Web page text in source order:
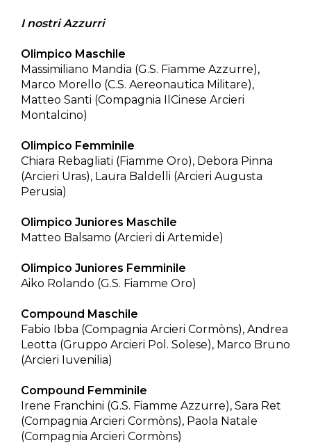
I nostri Azzurri
Olimpico Maschile
Massimiliano Mandia (G.S. Fiamme Azzurre),
Marco Morello (C.S. Aereonautica Militare),
Matteo Santi (Compagnia IlCinese Arcieri
Montalcino)
Olimpico Femminile
Chiara Rebagliati (Fiamme Oro), Debora Pinna
(Arcieri Uras), Laura Baldelli (Arcieri Augusta
Perusia)
Olimpico Juniores Maschile
Matteo Balsamo (Arcieri di Artemide)
Olimpico Juniores Femminile
Aiko Rolando (G.S. Fiamme Oro)
Compound Maschile
Fabio Ibba (Compagnia Arcieri Cormòns), Andrea
Leotta (Gruppo Arcieri Pol. Solese), Marco Bruno
(Arcieri Iuvenilia)
Compound Femminile
Irene Franchini (G.S. Fiamme Azzurre), Sara Ret
(Compagnia Arcieri Cormòns), Paola Natale
(Compagnia Arcieri Cormòns)